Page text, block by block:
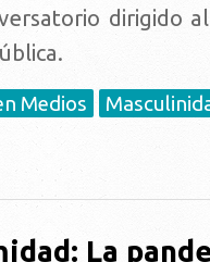
dirigido
Medios
La